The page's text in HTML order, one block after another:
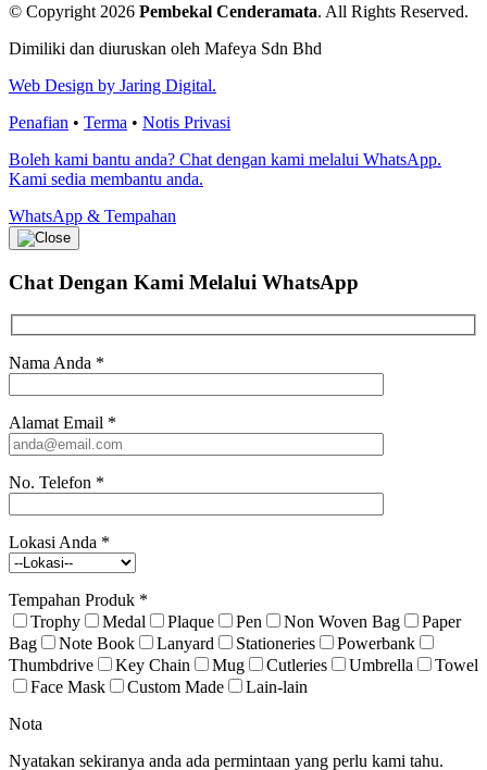
© Copyright 2026 Pembekal Cenderamata. All Rights Reserved.
Dimiliki dan diuruskan oleh Mafeya Sdn Bhd
Web Design by Jaring Digital.
Penafian • Terma • Notis Privasi
Boleh kami bantu anda? Chat dengan kami melalui WhatsApp.
Kami sedia membantu anda.
WhatsApp & Tempahan
Chat Dengan Kami Melalui WhatsApp
Nama Anda *
Alamat Email *
No. Telefon *
Lokasi Anda *
Tempahan Produk *
Trophy
Medal Plaque Pen Non Woven Bag
Paper
Bag
Note Book Lanyard Stationeries
Powerbank
Thumbdrive
Key Chain Mug Cutleries Umbrella
Towel
Face Mask
Custom Made
Lain-lain
Nota
Nyatakan sekiranya anda ada permintaan yang perlu kami tahu.